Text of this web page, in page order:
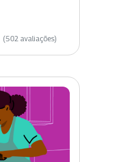
(502 avaliações)